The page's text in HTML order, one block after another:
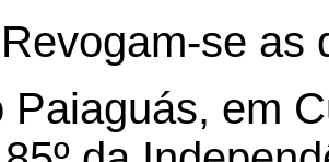
Revogam-se as
Paiaguás, em